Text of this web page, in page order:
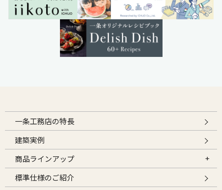
一条工務店の特長
建築実例
商品ラインアップ
標準仕様のご紹介